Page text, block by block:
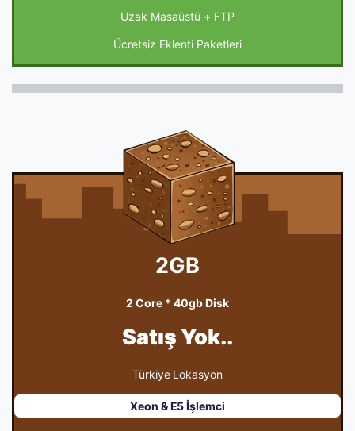
Uzak Masaüstü + FTP
Ücretsiz Eklenti Paketleri
2GB
2 Core * 40gb Disk
Satış Yok..
Türkiye Lokasyon
Xeon & E5 İşlemci